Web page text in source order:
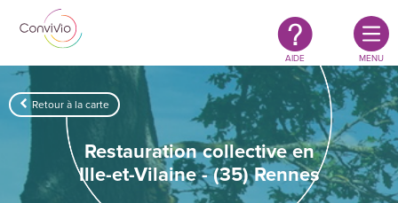
Aller au contenu principal
Restauration
authentique
responsable
AIDE MENU
Retour à la carte
Restauration collective en
Ille-et-Vilaine - (35) Rennes